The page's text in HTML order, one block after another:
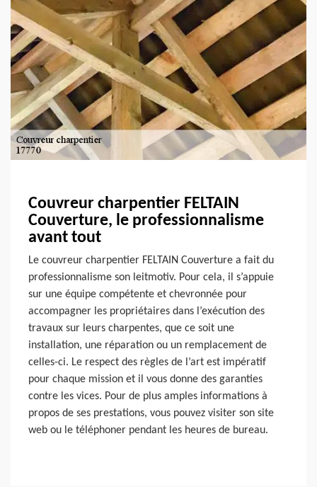
Couvreur charpentier FELTAIN
Couverture, le professionnalisme
avant tout
Le couvreur charpentier FELTAIN Couverture a fait du
professionnalisme son leitmotiv. Pour cela, il s’appuie
sur une équipe compétente et chevronnée pour
accompagner les propriétaires dans l’exécution des
travaux sur leurs charpentes, que ce soit une
installation, une réparation ou un remplacement de
celles-ci. Le respect des règles de l’art est impératif
pour chaque mission et il vous donne des garanties
contre les vices. Pour de plus amples informations à
propos de ses prestations, vous pouvez visiter son site
web ou le téléphoner pendant les heures de bureau.